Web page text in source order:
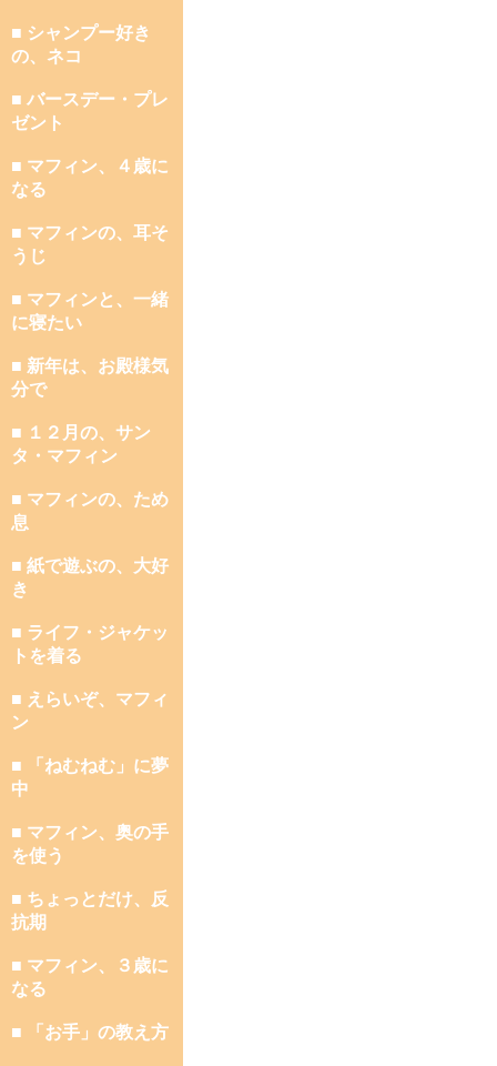
■ シャンプー好き
の、ネコ
■ バースデー・プレ
ゼント
■ マフィン、４歳に
なる
■ マフィンの、耳そ
うじ
■ マフィンと、一緒
に寝たい
■ 新年は、お殿様気
分で
■ １２月の、サン
タ・マフィン
■ マフィンの、ため
息
■ 紙で遊ぶの、大好
き
■ ライフ・ジャケッ
トを着る
■ えらいぞ、マフィ
ン
■ 「ねむねむ」に夢
中
■ マフィン、奥の手
を使う
■ ちょっとだけ、反
抗期
■ マフィン、３歳に
なる
■ 「お手」の教え方